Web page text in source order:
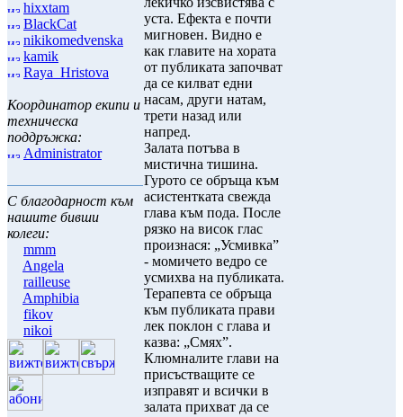
hixxtam
BlackCat
nikikomedvenska
kamik
Raya_Hristova
Координатор екипи и
техническа
поддръжка:
Administrator
С благодарност към
нашите бивши
колеги:
mmm
Angela
railleuse
Amphibia
fikov
nikoi
уста. Ефекта е почти
мигновен. Видно е
как главите на хората
от публиката започват
да се килват едни
насам, други натам,
трети назад или
напред.
Залата потъва в
мистична тишина.
Гурото се обръща към
асистентката свежда
глава към пода. После
рязко на висок глас
произнася: „Усмивка”
- момичето ведро се
усмихва на публиката.
Терапевта се обръща
към публиката прави
лек поклон с глава и
казва: „Смях”.
Клюмналите глави на
присъстващите се
изправят и всички в
залата прихват да се